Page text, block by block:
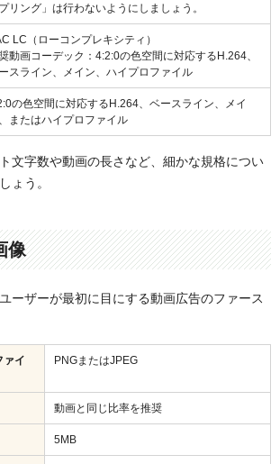
リング」は行わないようにしましょう。
LC（ローコンプレキシティ）
動画コーデック：4:2:0の色空間に対応するH.264、
スライン、メイン、ハイプロファイル
の色空間に対応するH.264、ベースライン、メイ
またはハイプロファイル
文字数や動画の長さなど、細かな規格につい
ょう。
像
ーザーが最初に目にする動画広告のファース
ァイ
PNGまたはJPEG
動画と同じ比率を推奨
5MB